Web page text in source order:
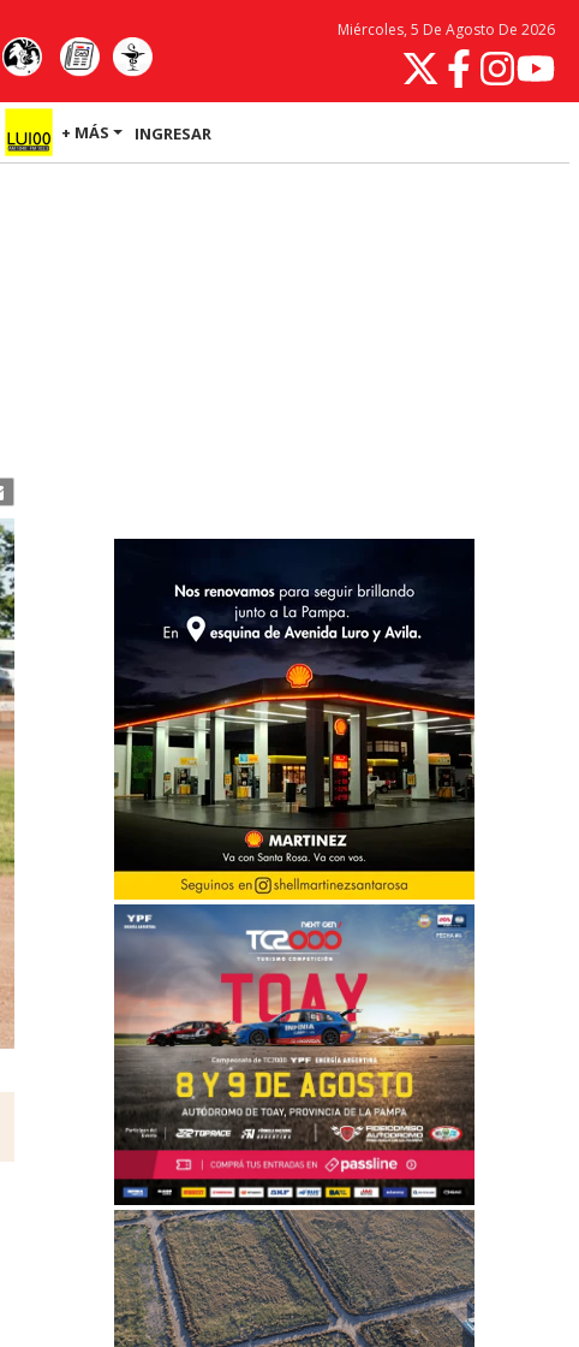
Miércoles, 5 De Agosto De 2026
+ MÁS INGRESAR